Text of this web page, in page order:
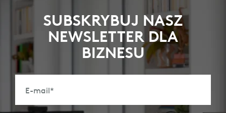
SUBSKRYBUJ NASZ
NEWSLETTER DLA
BIZNESU
E-mail*